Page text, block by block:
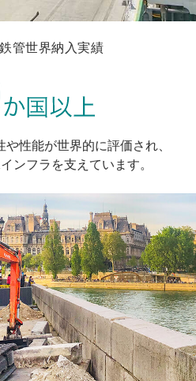
管世界納入実績
性能が世界的に評価され、
ンフラを支えています。